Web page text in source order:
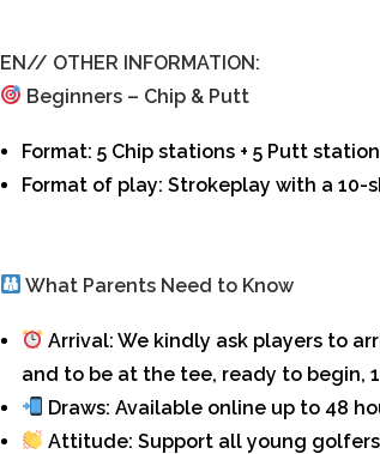
EN// OTHER INFORMATION:
Beginners – Chip & Putt
Format: 5 Chip stations + 5 Putt
Format of play: Strokeplay with a 10-
What Parents Need to Know
Arrival: We kindly ask players to
and to be at the tee, ready to begin,
Draws: Available online up to 48
Attitude: Support all young